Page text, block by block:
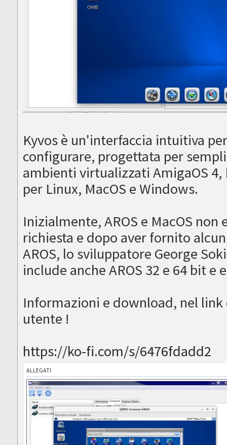
Kyvos è un'interfaccia intuitiva
configurare, progettata per
ambienti virtualizzati AmigaOS 4,
per Linux, MacOS e Windows.
Inizialmente, AROS e MacOS
richiesta e dopo aver fornito
AROS, lo sviluppatore George
include anche AROS 32 e 64 bit e
Informazioni e download, nel
utente !
https://ko-fi.com/s/6476fdadd2
ALLEGATI